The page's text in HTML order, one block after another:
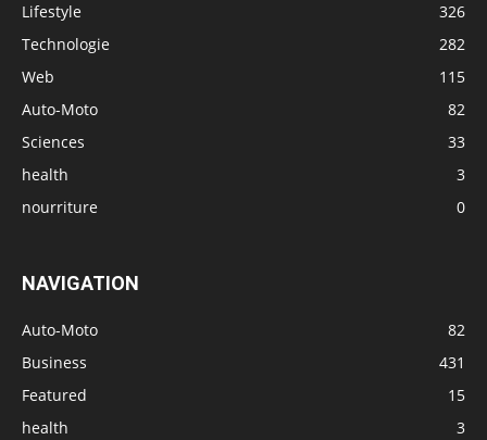
Lifestyle
326
Technologie
282
Web
115
Auto-Moto
82
Sciences
33
health
3
nourriture
0
NAVIGATION
Auto-Moto
82
Business
431
Featured
15
health
3